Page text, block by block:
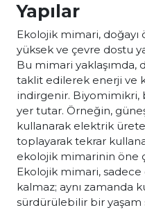
Yapılar
Ekolojik mimari,
yüksek ve çevre dostu
Bu mimari yaklaşımda,
taklit edilerek enerji ve
indirgenir.
yer tutar. Örneğin,
kullanarak elektrik
toplayarak tekrar
ekolojik mimarinin öne
Ekolojik mimari, sadece
kalmaz; aynı zamanda
sürdürülebilir bir yaşam